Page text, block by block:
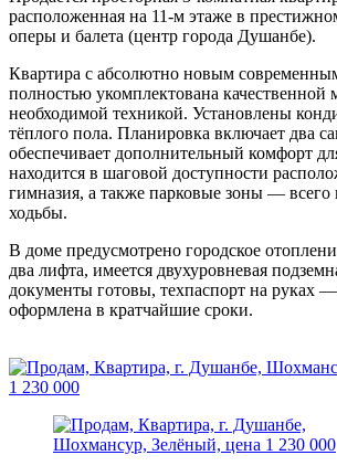
расположенная на 11-м этаже в
оперы и балета (центр города Душанбе).
Квартира с абсолютно новым
полностью укомплектована качественной
необходимой техникой. Установлены
тёплого пола. Планировка включает два
обеспечивает дополнительный комфорт
находится в шаговой доступности
гимназия, а также парковые зоны — всего
ходьбы.
В доме предусмотрено городское
два лифта, имеется двухуровневая
документы готовы, техпаспорт на руках
оформлена в кратчайшие сроки.